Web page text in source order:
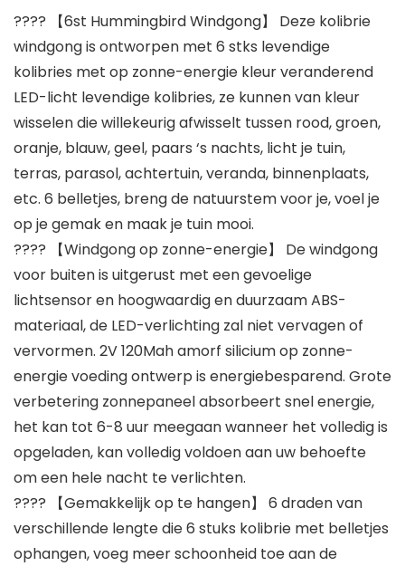
???? 【6st Hummingbird Windgong】 Deze kolibrie
windgong is ontworpen met 6 stks levendige
kolibries met op zonne-energie kleur veranderend
LED-licht levendige kolibries, ze kunnen van kleur
wisselen die willekeurig afwisselt tussen rood, groen,
oranje, blauw, geel, paars ‘s nachts, licht je tuin,
terras, parasol, achtertuin, veranda, binnenplaats,
etc. 6 belletjes, breng de natuurstem voor je, voel je
op je gemak en maak je tuin mooi.
???? 【Windgong op zonne-energie】 De windgong
voor buiten is uitgerust met een gevoelige
lichtsensor en hoogwaardig en duurzaam ABS-
materiaal, de LED-verlichting zal niet vervagen of
vervormen. 2V 120Mah amorf silicium op zonne-
energie voeding ontwerp is energiebesparend. Grote
verbetering zonnepaneel absorbeert snel energie,
het kan tot 6-8 uur meegaan wanneer het volledig is
opgeladen, kan volledig voldoen aan uw behoefte
om een ​​hele nacht te verlichten.
???? 【Gemakkelijk op te hangen】 6 draden van
verschillende lengte die 6 stuks kolibrie met belletjes
ophangen, voeg meer schoonheid toe aan de